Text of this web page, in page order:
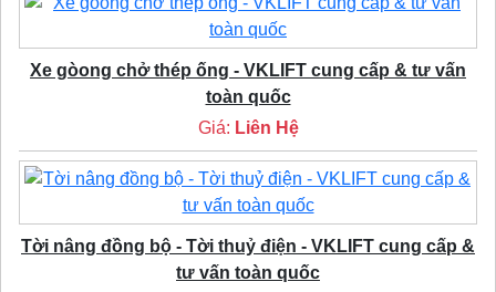
Xe gòong chở thép ống - VKLIFT cung cấp & tư vấn
toàn quốc
Giá: Liên Hệ
Tời nâng đồng bộ - Tời thuỷ điện - VKLIFT cung cấp &
tư vấn toàn quốc